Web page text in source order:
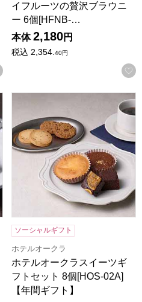
お気に入りに登録する
イフルーツの贅沢ブラウニ
ー 6個[HFNB-…
本体 2,180円
税込 2,354. 40円
フルーツの贅沢ブラウニー 3
ホテルオークラスイーツギ
ソーシャルギフト
ホテルオークラ
ホテルオークラスイーツギ
フトセット 8個[HOS-02A]
【年間ギフト】